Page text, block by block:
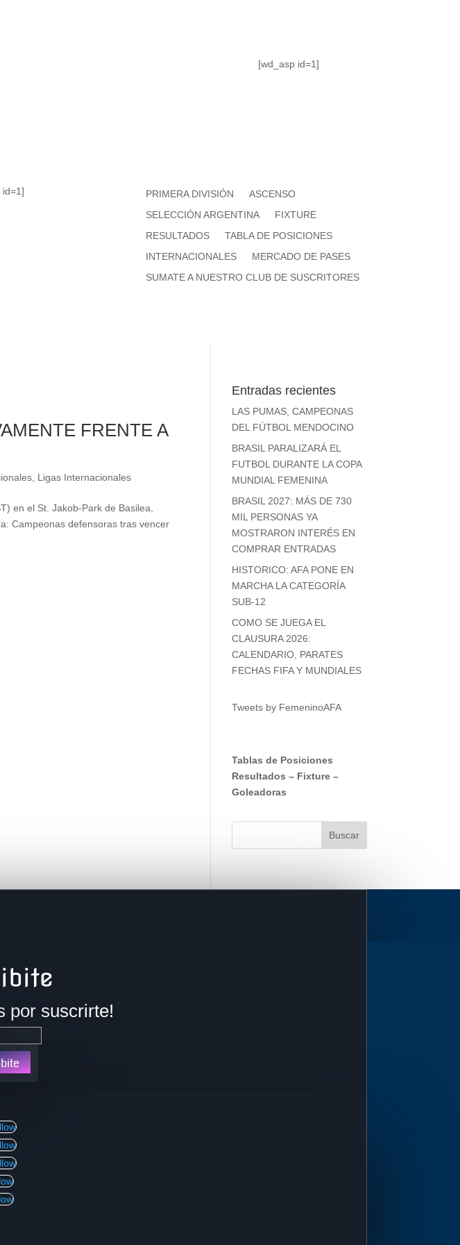
[wd_asp id=1]
id=1] PRIMERA DIVISIÓN
ASCENSO
SELECCIÓN ARGENTINA
FIXTURE
RESULTADOS
TABLA DE POSICIONES
INTERNACIONALES
MERCADO DE PASES
SUMATE A NUESTRO CLUB DE SUSCRITORES
FRENTE A
Ligas Internacionales
en el St. Jakob-Park de Basilea,
Campeonas defensoras tras vencer
Entradas recientes
LAS PUMAS, CAMPEONAS
DEL FÚTBOL MENDOCINO
BRASIL PARALIZARÁ EL
FUTBOL DURANTE LA COPA
MUNDIAL FEMENINA
BRASIL 2027: MÁS DE 730
MIL PERSONAS YA
MOSTRARON INTERÉS EN
COMPRAR ENTRADAS
HISTORICO: AFA PONE EN
MARCHA LA CATEGORÍA
SUB-12
COMO SE JUEGA EL
CLAUSURA 2026:
CALENDARIO, PARATES
FECHAS FIFA Y MUNDIALES
Tweets by FemeninoAFA
Tablas de Posiciones
Resultados – Fixture –
Goleadoras
por suscrirte!